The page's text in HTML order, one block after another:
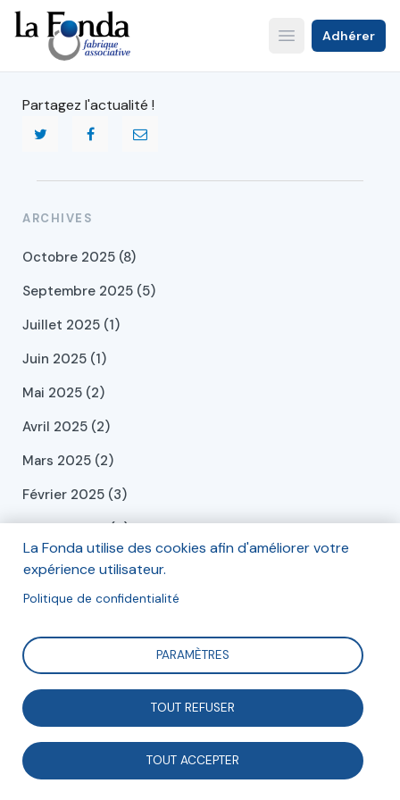
Aller
au
contenu
principal
Open main menu
Adhérer
Partagez l'actualité !
ARCHIVES
Octobre 2025 (8)
Septembre 2025 (5)
Juillet 2025 (1)
Juin 2025 (1)
Mai 2025 (2)
Avril 2025 (2)
Mars 2025 (2)
Février 2025 (3)
Janvier 2025 (4)
Décembre 2024 (6)
Novembre 2024 (1)
Septembre 2024 (2)
Juillet 2024 (2)
Juin 2024 (2)
Mai 2024 (2)
La Fonda utilise des cookies afin d'améliorer votre
expérience utilisateur.
Politique de confidentialité
PARAMÈTRES
TOUT REFUSER
TOUT ACCEPTER